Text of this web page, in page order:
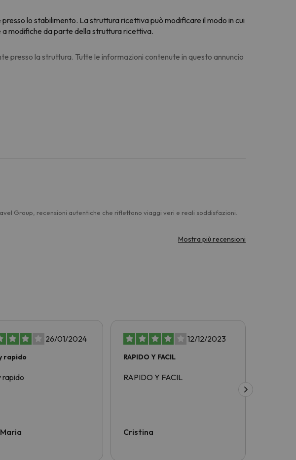
lo stabilimento. La struttura ricettiva può modificare il modo in cui
modifiche da parte della struttura ricettiva.
presso la struttura. Tutte le informazioni contenute in questo annuncio
Group, recensioni autentiche che riflettono viaggi veri e reali soddisfazioni.
Mostra più recensioni
26/01/2024
rapido
rapido
12/12/2023
RAPIDO Y FACIL
RAPIDO Y FACIL
Cristina